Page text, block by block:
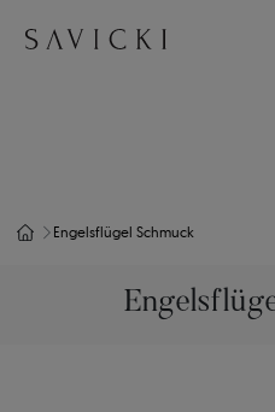
Engelsflügel Schmuck